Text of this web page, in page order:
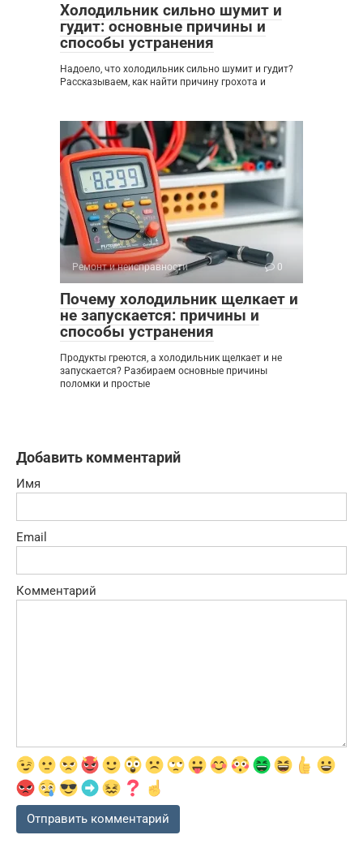
Холодильник сильно шумит и
гудит: основные причины и
способы устранения
Надоело, что холодильник сильно шумит и гудит?
Рассказываем, как найти причину грохота и
Ремонт и неисправности 0
Почему холодильник щелкает и
не запускается: причины и
способы устранения
Продукты греются, а холодильник щелкает и не
запускается? Разбираем основные причины
поломки и простые
Добавить комментарий
Имя
Email
Комментарий